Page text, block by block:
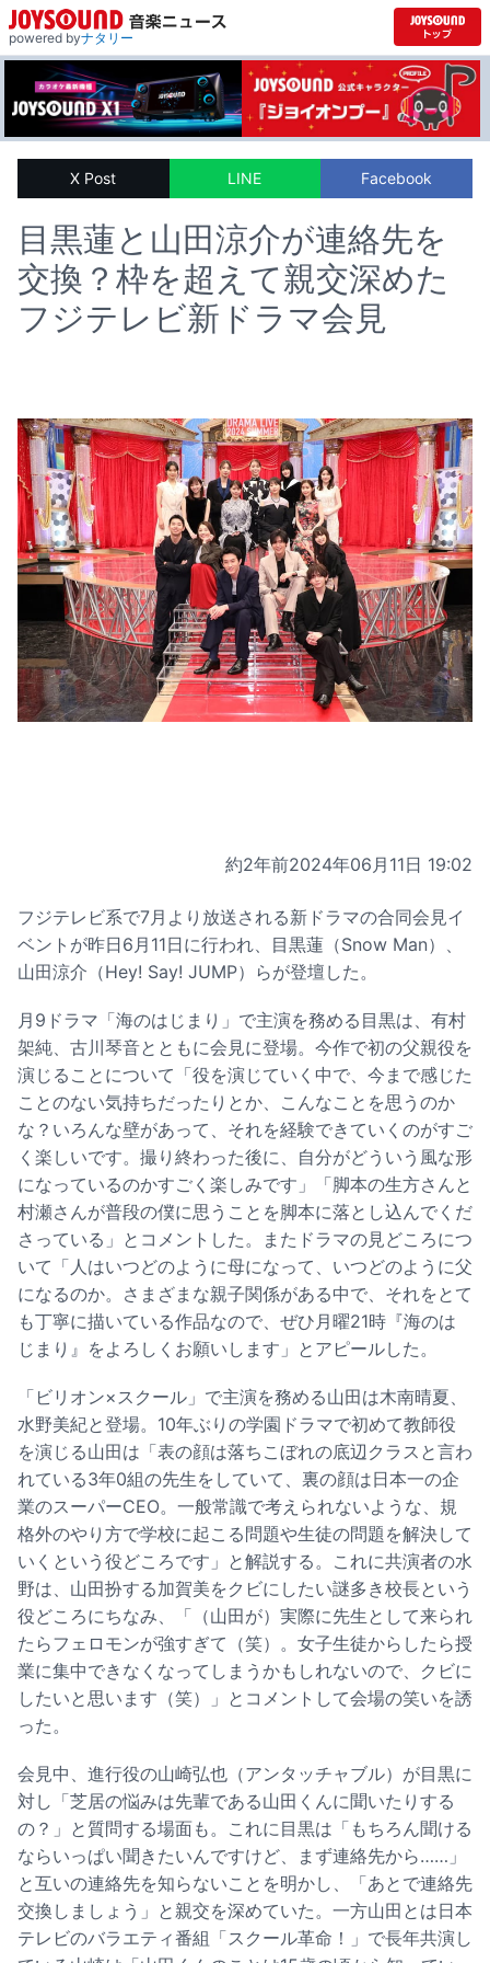
powered byナタリー
X Post LINE Facebook
目黒蓮と山田涼介が連絡先を
交換？枠を超えて親交深めた
フジテレビ新ドラマ会見
約2年前2024年06月11日 19:02
フジテレビ系で7月より放送される新ドラマの合同会見イ
ベントが昨日6月11日に行われ、目黒蓮（Snow Man）、
山田涼介（Hey! Say! JUMP）らが登壇した。
月9ドラマ「海のはじまり」で主演を務める目黒は、有村
架純、古川琴音とともに会見に登場。今作で初の父親役を
演じることについて「役を演じていく中で、今まで感じた
ことのない気持ちだったりとか、こんなことを思うのか
な？いろんな壁があって、それを経験できていくのがすご
く楽しいです。撮り終わった後に、自分がどういう風な形
になっているのかすごく楽しみです」「脚本の生方さんと
村瀬さんが普段の僕に思うことを脚本に落とし込んでくだ
さっている」とコメントした。またドラマの見どころにつ
いて「人はいつどのように母になって、いつどのように父
になるのか。さまざまな親子関係がある中で、それをとて
も丁寧に描いている作品なので、ぜひ月曜21時『海のは
じまり』をよろしくお願いします」とアピールした。
「ビリオン×スクール」で主演を務める山田は木南晴夏、
水野美紀と登場。10年ぶりの学園ドラマで初めて教師役
を演じる山田は「表の顔は落ちこぼれの底辺クラスと言わ
れている3年0組の先生をしていて、裏の顔は日本一の企
業のスーパーCEO。一般常識で考えられないような、規
格外のやり方で学校に起こる問題や生徒の問題を解決して
いくという役どころです」と解説する。これに共演者の水
野は、山田扮する加賀美をクビにしたい謎多き校長という
役どころにちなみ、「（山田が）実際に先生として来られ
たらフェロモンが強すぎて（笑）。女子生徒からしたら授
業に集中できなくなってしまうかもしれないので、クビに
したいと思います（笑）」とコメントして会場の笑いを誘
った。
会見中、進行役の山崎弘也（アンタッチャブル）が目黒に
対し「芝居の悩みは先輩である山田くんに聞いたりする
の？」と質問する場面も。これに目黒は「もちろん聞ける
ならいっぱい聞きたいんですけど、まず連絡先から……」
と互いの連絡先を知らないことを明かし、「あとで連絡先
交換しましょう」と親交を深めていた。一方山田とは日本
テレビのバラエティ番組「スクール革命！」で長年共演し